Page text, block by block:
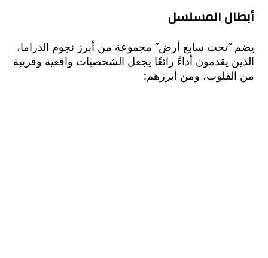
المسلسل
سابع أرض” مجموعة من أبرز نجوم الدراما،
يقدمون أداءً رائعًا يجعل الشخصيات واقعية وقريبة
ومن أبرزهم: